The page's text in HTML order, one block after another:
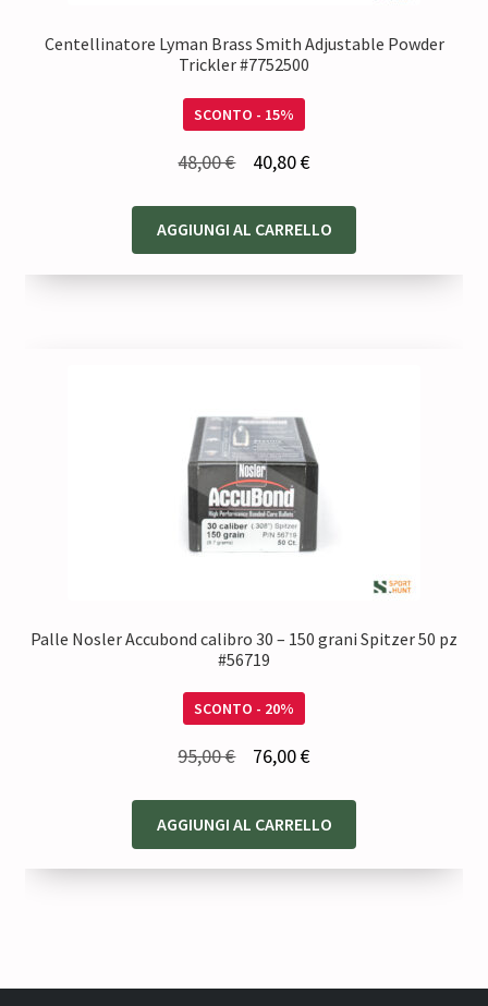
Centellinatore Lyman Brass Smith Adjustable Powder
Trickler #7752500
SCONTO - 15%
48,00€
originale
era:
40,80€Il
attuale
è:
AGGIUNGI AL CARRELLO
Palle Nosler Accubond calibro 30 – 150 grani Spitzer 50 pz
#56719
SCONTO - 20%
95,00€
originale
era:
76,00€Il
attuale
è:
AGGIUNGI AL CARRELLO